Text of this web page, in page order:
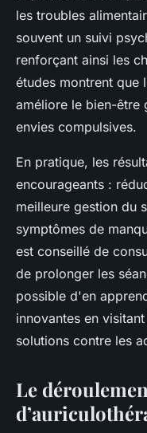
les troubles
souvent un suivi
renforçant ainsi les
études montrent que
améliore le bien-être
envies compulsives.
En pratique, les
encourageants :
meilleure gestion du
symptômes de
est conseillé de
de prolonger les
possible d'en
innovantes en
solutions contre les
Le